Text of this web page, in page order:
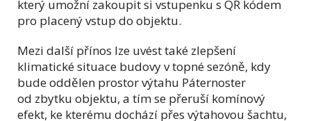
který umožní zakoupit si vstupenku s QR kódem
pro placený vstup do objektu.
Mezi další přínos lze uvést také zlepšení
klimatické situace budovy v topné sezóně, kdy
bude oddělen prostor výtahu Páternoster
od zbytku objektu, a tím se přeruší komínový
efekt, ke kterému dochází přes výtahovou šachtu,